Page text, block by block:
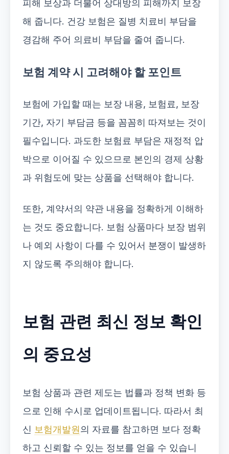
피해 보상과 더불어 상대방의 피해까지 보장
해 줍니다. 건강 보험은 질병 치료비 부담을
경감해 주어 의료비 부담을 줄여 줍니다.
보험 계약 시 고려해야 할 포인트
보험에 가입할 때는 보장 내용, 보험료, 보장
기간, 자기 부담금 등을 꼼꼼히 따져보는 것이
필수입니다. 과도한 보험료 부담은 재정적 압
박으로 이어질 수 있으므로 본인의 경제 상황
과 위험도에 맞는 상품을 선택해야 합니다.
또한, 계약서의 약관 내용을 정확하게 이해하
는 것도 중요합니다. 보험 상품마다 보장 범위
나 예외 사항이 다를 수 있어서 분쟁이 발생하
지 않도록 주의해야 합니다.
보험 관련 최신 정보 확인
의 중요성
보험 상품과 관련 제도는 법률과 정책 변화 등
으로 인해 수시로 업데이트됩니다. 따라서 최
신 보험개발원의 자료를 참고하면 보다 정확
하고 신뢰할 수 있는 정보를 얻을 수 있습니